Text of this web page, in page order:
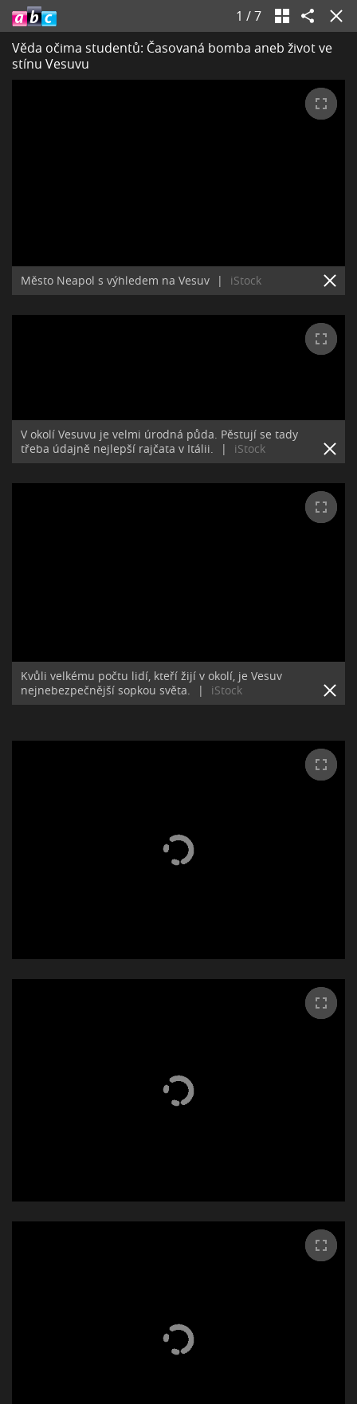
1 /7
Věda očima studentů: Časovaná bomba aneb život ve
stínu Vesuvu
Město Neapol s výhledem na Vesuv | iStock
V okolí Vesuvu je velmi úrodná půda. Pěstují se tady
třeba údajně nejlepší rajčata v Itálii.
| iStock
Kvůli velkému počtu lidí, kteří žijí v okolí, je Vesuv
nejnebezpečnější sopkou světa.
| iStock